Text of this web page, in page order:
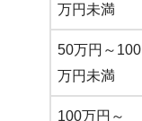
万円未満
50万円～100
万円未満
100万円～